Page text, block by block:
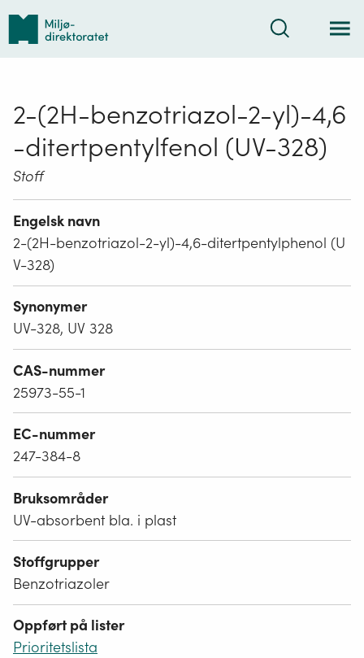
Tilbake
forsiden
Søk
2-(2H-benzotriazol-2-yl)-4,6
-ditertpentylfenol (UV-328)
Stoff
Engelsk navn
2-(2H-benzotriazol-2-yl)-4,6-ditertpentylphenol (U
V-328)
Synonymer
UV-328, UV 328
CAS-nummer
25973-55-1
EC-nummer
247-384-8
Bruksområder
UV-absorbent bla. i plast
Stoffgrupper
Benzotriazoler
Oppført på lister
Prioritetslista